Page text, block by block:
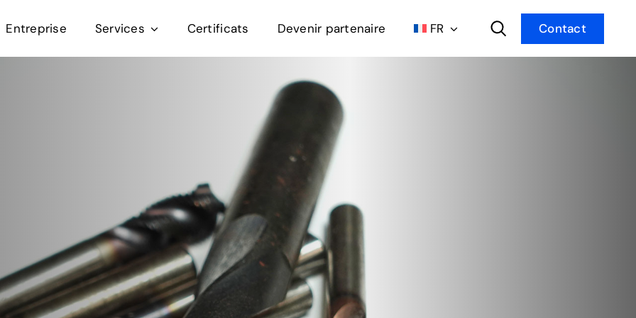
Entreprise Services Certificats Devenir partenaire Contact
FR